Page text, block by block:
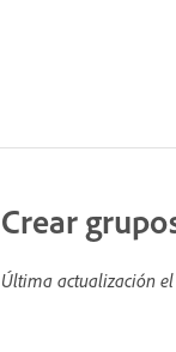
Crear
Última actualización el